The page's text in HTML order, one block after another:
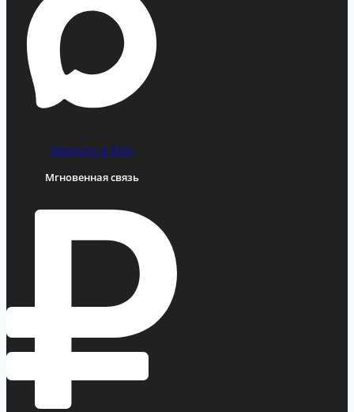
Написать в MAX
Мгновенная связь